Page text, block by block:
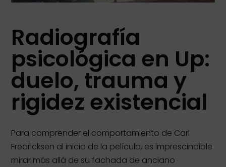
Radiografía
psicológica en Up:
duelo, trauma y
rigidez existencial
Para comprender el comportamiento de Carl
Fredricksen al inicio de la película, es imprescindible
mirar más allá de su fachada de anciano